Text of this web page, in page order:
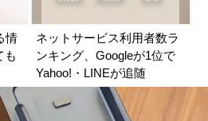
情
も
ネットサービス利用者数ラ
ンキング、Googleが1位で
Yahoo!・LINEが追随